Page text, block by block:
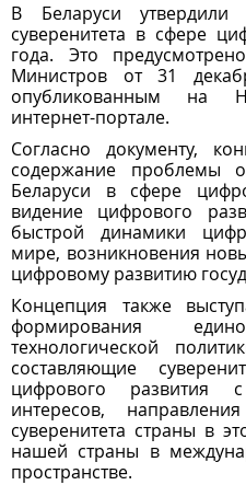
В Беларуси утвердили
суверенитета в сфере
года. Это
Министров от 31
опубликованным на
интернет-портале.
Согласно документу,
содержание проблемы
Беларуси в сфере
видение цифрового
быстрой динамики
мире, возникновения
цифровому развитию
Концепция также
формирования
технологической
составляющие
цифрового развития
интересов,
суверенитета страны в
нашей страны в
пространстве.